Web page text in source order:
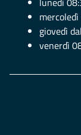
giovedì
venerdì